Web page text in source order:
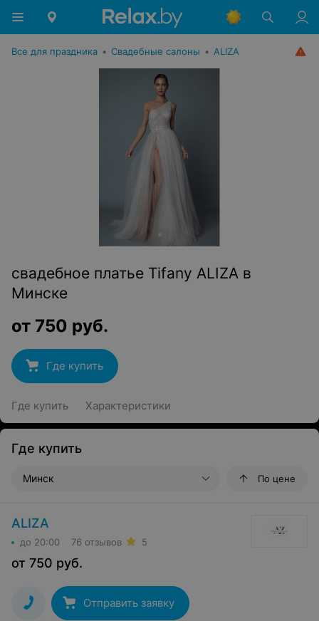
Все для праздника • Свадебные салоны • ALIZA
свадебное платье Tifany ALIZA в
Минске
от 750 руб.
Где купить
Где купить Характеристики
Где купить
Минск По цене
ALIZA
до 20:00 76 отзывов 5
от 750 руб.
Отправить заявку